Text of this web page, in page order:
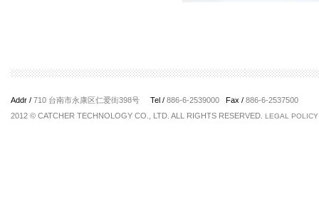
Addr / 710 台南市永康区仁爱街398号 Tel / 886-6-2539000 Fax / 886-6-2537500
2012 © CATCHER TECHNOLOGY CO., LTD. ALL RIGHTS RESERVED.
LEGAL POLICY